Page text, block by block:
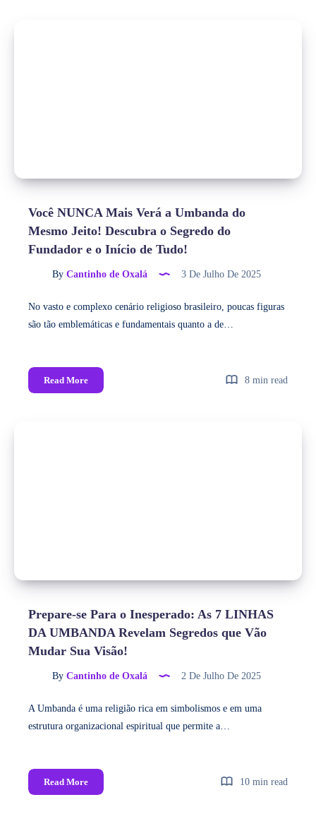
Você NUNCA Mais Verá a Umbanda do
Mesmo Jeito! Descubra o Segredo do
Fundador e o Início de Tudo!
By Cantinho de Oxalá 3 De Julho De 2025
No vasto e complexo cenário religioso brasileiro, poucas figuras
são tão emblemáticas e fundamentais quanto a de…
Read More 8 min read
Prepare-se Para o Inesperado: As 7 LINHAS
DA UMBANDA Revelam Segredos que Vão
Mudar Sua Visão!
By Cantinho de Oxalá 2 De Julho De 2025
A Umbanda é uma religião rica em simbolismos e em uma
estrutura organizacional espiritual que permite a…
Read More 10 min read